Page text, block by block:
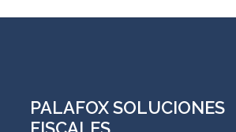
PALAFOX SOLUCIONES